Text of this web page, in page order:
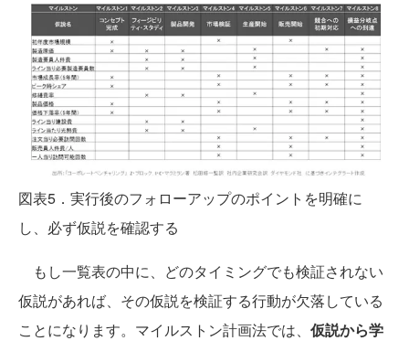
図表5．実行後のフォローアップのポイントを明確に
し、必ず仮説を確認する
もし一覧表の中に、どのタイミングでも検証されない
仮説があれば、その仮説を検証する行動が欠落している
ことになります。マイルストン計画法では、 仮説から学